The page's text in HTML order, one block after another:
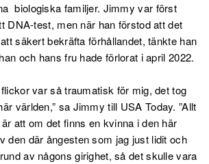
biologiska familjer. Jimmy var först
DNA-test, men när han förstod att det
säkert bekräfta förhållandet, tänkte han
och hans fru hade förlorat i april 2022.
var så traumatisk för mig, det tog
världen,” sa Jimmy till USA Today. ”Allt
att om det finns en kvinna i den här
den där ångesten som jag just lidit och
av någons girighet, så det skulle vara